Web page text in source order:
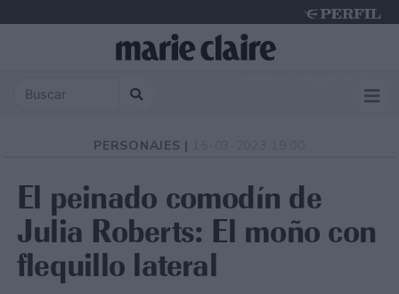
PERSONAJES |
El peinado comodín de
Julia Roberts: El moño con
flequillo lateral